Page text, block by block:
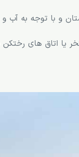
و با توجه به آب
یا اتاق های